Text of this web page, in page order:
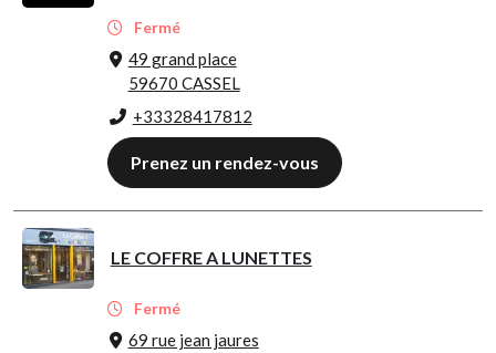
Fermé
49 grand place
59670 CASSEL
+33328417812
Prenez un rendez-vous
LE COFFRE A LUNETTES
Fermé
69 rue jean jaures